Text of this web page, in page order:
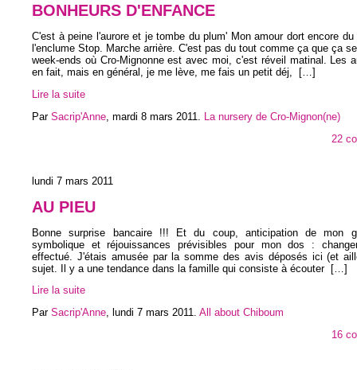
BONHEURS D'ENFANCE
C'est à peine l'aurore et je tombe du plum' Mon amour dort encore
l'enclume Stop. Marche arrière. C'est pas du tout comme ça que ça
week-ends où Cro-Mignonne est avec moi, c'est réveil matinal. Les
en fait, mais en général, je me lève, me fais un petit déj,
[…]
Lire la suite
Par Sacrip'Anne mardi 8 mars 2011
La nursery de Cro-Mignon(ne)
22
lundi 7 mars 2011
AU PIEU
Bonne surprise bancaire !!! Et du coup, anticipation de mon
symbolique et réjouissances prévisibles pour mon dos :
effectué. J'étais amusée par la somme des avis déposés ici (et
sujet. Il y a une tendance dans la famille qui consiste à écouter […]
Lire la suite
Par Sacrip'Anne, lundi 7 mars 2011. All about Chiboum
16